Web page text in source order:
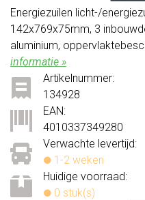
Energiezuilen licht-/
142x769x75mm, 3
aluminium,
informatie »
Verwachte levertijd:
1-2 weken
Huidige voorraad:
0 stuk(s)
Artikelnummer:
134928
EAN:
4010337349280